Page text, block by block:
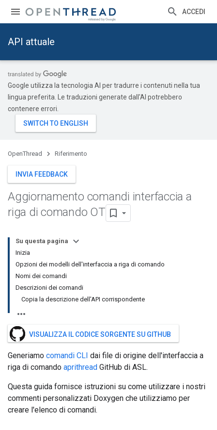
ACCEDI
API attuale
Google utilizza la tecnologia AI per tradurre i contenuti nella tua
lingua preferita. Le traduzioni generate dall'AI potrebbero
contenere errori.
OpenThread Riferimento
INVIA FEEDBACK
Aggiornamento comandi interfaccia a
riga di comando OT
Su questa pagina
Inizia
Opzioni dei modelli dell'interfaccia a riga di comando
Nomi dei comandi
Descrizioni dei comandi
Copia la descrizione dell'API corrispondente
VISUALIZZA IL CODICE SORGENTE SU GITHUB
Generiamo comandi CLI dai file di origine dell'interfaccia a
riga di comando aprithread GitHub di ASL.
Questa guida fornisce istruzioni su come utilizzare i nostri
commenti personalizzati Doxygen che utilizziamo per
creare l'elenco di comandi.